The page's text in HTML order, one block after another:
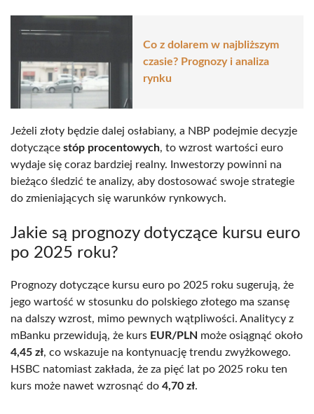
Co z dolarem w najbliższym
czasie? Prognozy i analiza
rynku
Jeżeli złoty będzie dalej osłabiany, a NBP podejmie decyzje
dotyczące stóp procentowych, to wzrost wartości euro
wydaje się coraz bardziej realny. Inwestorzy powinni na
bieżąco śledzić te analizy, aby dostosować swoje strategie
do zmieniających się warunków rynkowych.
Jakie są prognozy dotyczące kursu euro
po 2025 roku?
Prognozy dotyczące kursu euro po 2025 roku sugerują, że
jego wartość w stosunku do polskiego złotego ma szansę
na dalszy wzrost, mimo pewnych wątpliwości. Analitycy z
mBanku przewidują, że kurs EUR/PLN może osiągnąć około
4,45 zł, co wskazuje na kontynuację trendu zwyżkowego.
HSBC natomiast zakłada, że za pięć lat po 2025 roku ten
kurs może nawet wzrosnąć do 4,70 zł.